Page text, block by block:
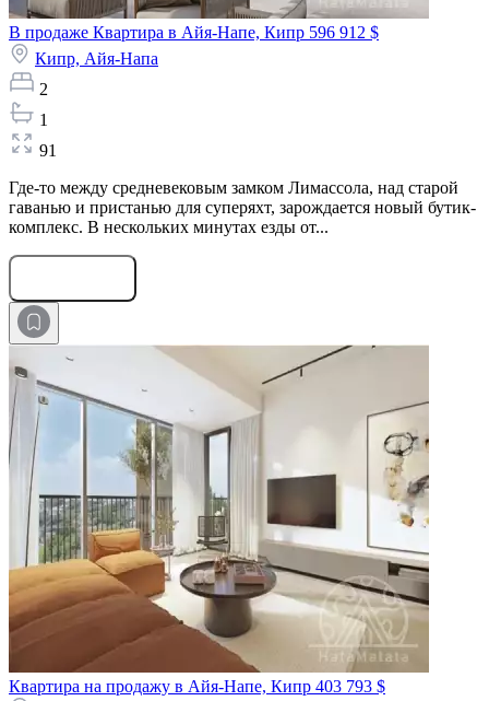
В продаже Квартира в Айя-Напе, Кипр 596 912 $
Кипр, Айя-Напа
2
1
91
Где-то между средневековым замком Лимассола, над старой
гаванью и пристанью для суперяхт, зарождается новый бутик-
комплекс. В нескольких минутах езды от...
Квартира на продажу в Айя-Напе, Кипр 403 793 $